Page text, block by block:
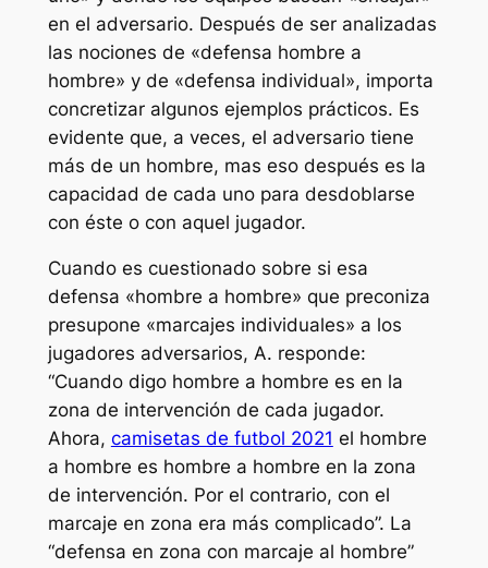
en el adversario. Después de ser analizadas
las nociones de «defensa hombre a
hombre» y de «defensa individual», importa
concretizar algunos ejemplos prácticos. Es
evidente que, a veces, el adversario tiene
más de un hombre, mas eso después es la
capacidad de cada uno para desdoblarse
con éste o con aquel jugador.
Cuando es cuestionado sobre si esa
defensa «hombre a hombre» que preconiza
presupone «marcajes individuales» a los
jugadores adversarios, A. responde:
“Cuando digo hombre a hombre es en la
zona de intervención de cada jugador.
Ahora, camisetas de futbol 2021 el hombre
a hombre es hombre a hombre en la zona
de intervención. Por el contrario, con el
marcaje en zona era más complicado”. La
“defensa en zona con marcaje al hombre”